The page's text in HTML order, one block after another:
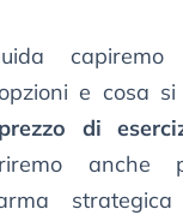
capiremo
e cosa
prezzo di
anche